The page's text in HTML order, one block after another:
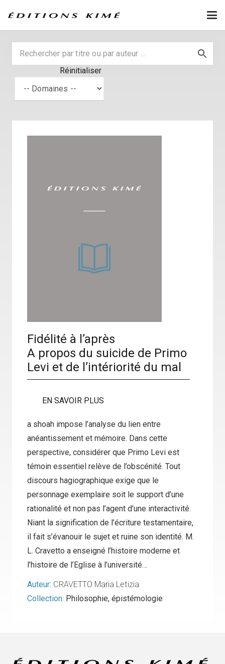
Réinitialiser
Fidélité à l’après
A propos du suicide de Primo
Levi et de l’intériorité du mal
EN SAVOIR PLUS
a shoah impose l’analyse du lien entre
anéantissement et mémoire. Dans cette
perspective, considérer que Primo Levi est
témoin essentiel relève de l’obscénité. Tout
discours hagiographique exige que le
personnage exemplaire soit le support d’une
rationalité et non pas l’agent d’une interactivité.
Niant la signification de l’écriture testamentaire,
il fait s’évanouir le sujet et ruine son identité. M.
L. Cravetto a enseigné l’histoire moderne et
l’histoire de l’Eglise à l’université…
Auteur: CRAVETTO Maria Letizia
Collection: Philosophie, épistémologie